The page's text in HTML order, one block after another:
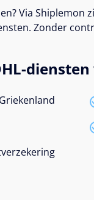
Via
Zonder